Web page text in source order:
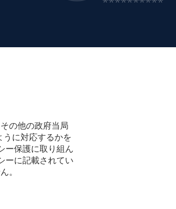
の他の政府当局
うに対応するかを
ー保護に取り組ん
ーに記載されてい
。